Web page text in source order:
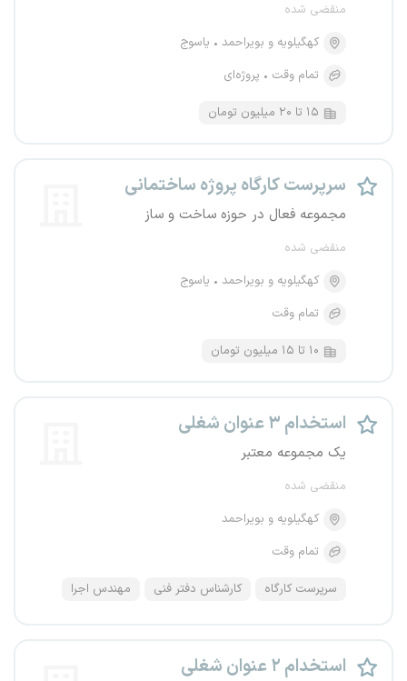
منقضی شده
کهگیلویه و بویراحمد
یاسوج
تمام وقت
پروژه‌ای
۱۵ تا ۲۰ میلیون تومان
سرپرست کارگاه پروژه ساختمانی
مجموعه فعال در حوزه ساخت و ساز
منقضی شده
کهگیلویه و بویراحمد
یاسوج
تمام وقت
۱۰ تا ۱۵ میلیون تومان
استخدام ۳ عنوان شغلی
یک مجموعه معتبر
منقضی شده
کهگیلویه و بویراحمد
تمام وقت
سرپرست کارگاه کارشناس دفتر فنی مهندس اجرا
استخدام ۲ عنوان شغلی